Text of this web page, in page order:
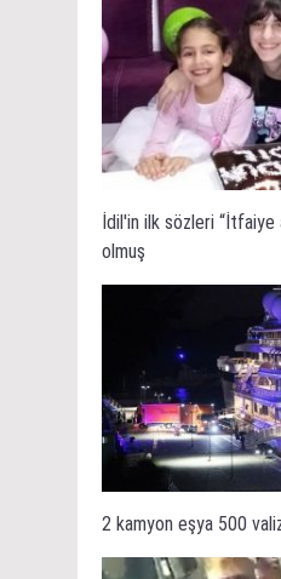
İdil'in ilk sözleri “İtfaiye
olmuş
2 kamyon eşya 500